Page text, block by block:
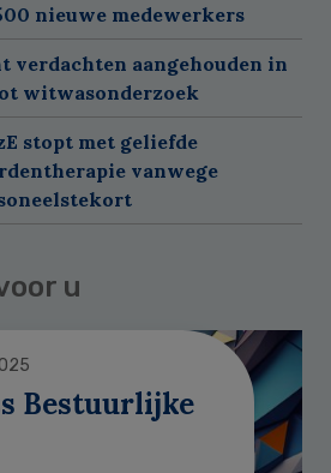
nieuwe medewerkers
verdachten aangehouden in
witwasonderzoek
stopt met geliefde
vanwege
u
Bestuurlijke